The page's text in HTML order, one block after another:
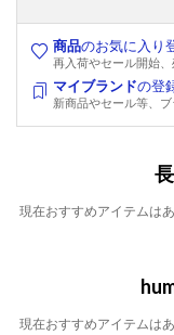
商品のお気に入り
再入荷やセール開始
マイブランドの登
新商品やセール等、
現在おすすめアイテムはあ
現在おすすめアイテムはあ